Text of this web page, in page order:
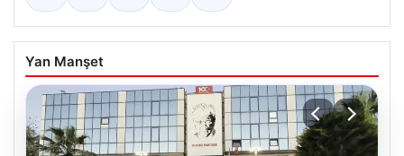
Yan Manşet